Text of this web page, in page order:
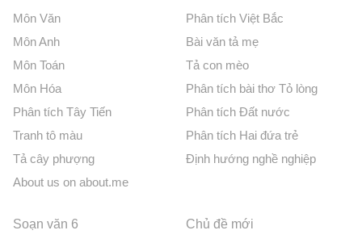
Môn Văn
Môn Anh
Môn Toán
Môn Hóa
Phân tích Tây Tiến
Tranh tô màu
Tả cây phượng
About us on about.me
Phân tích Việt Bắc
Bài văn tả mẹ
Tả con mèo
Phân tích bài thơ Tỏ lòng
Phân tích Đất nước
Phân tích Hai đứa trẻ
Định hướng nghề nghiệp
Soạn văn 6 Chủ đề mới